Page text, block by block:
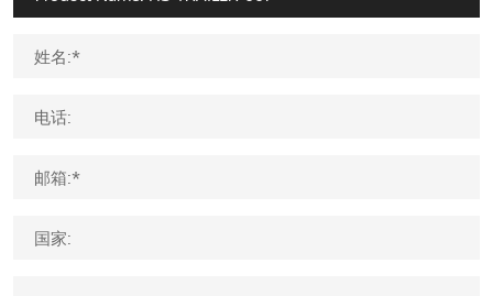
姓名:*
电话:
邮箱:*
国家: